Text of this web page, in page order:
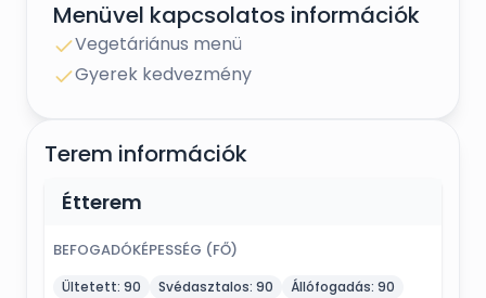
Menüvel kapcsolatos információk
Vegetáriánus menü
Gyerek kedvezmény
Terem információk
Étterem
BEFOGADÓKÉPESSÉG (FŐ)
Ültetett: 90 Svédasztalos: 90 Állófogadás: 90